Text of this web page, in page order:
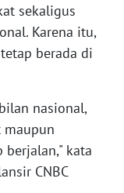
sekaligus
Karena itu,
berada di
nasional,
maupun
kata
CNBC